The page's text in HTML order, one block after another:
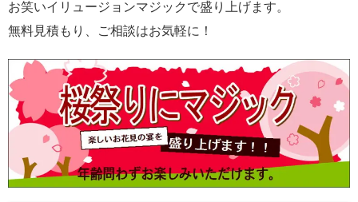
お笑いイリュージョンマジックで盛り上げます。
無料見積もり、ご相談はお気軽に！